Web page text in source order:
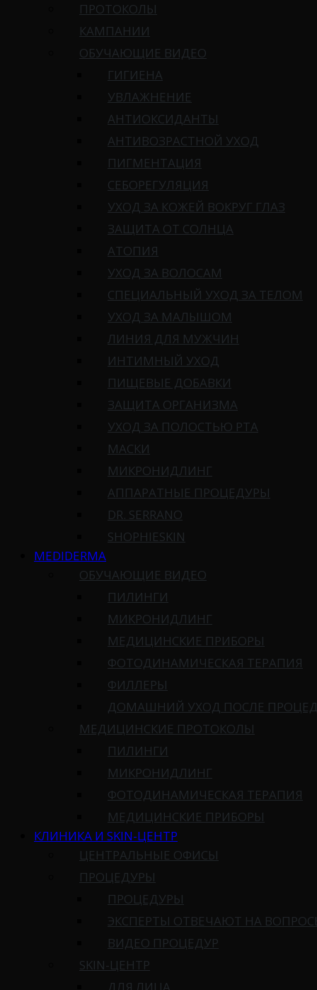
ПРОТОКОЛЫ
КАМПАНИИ
ОБУЧАЮЩИЕ ВИДЕО
ГИГИЕНА
УВЛАЖНЕНИЕ
АНТИОКСИДАНТЫ
АНТИВОЗРАСТНОЙ УХОД
ПИГМЕНТАЦИЯ
СЕБОРЕГУЛЯЦИЯ
УХОД ЗА КОЖЕЙ ВОКРУГ ГЛАЗ
ЗАЩИТА ОТ СОЛНЦА
АТОПИЯ
УХОД ЗА ВОЛОСАМ
СПЕЦИАЛЬНЫЙ УХОД ЗА ТЕЛОМ
УХОД ЗА МАЛЫШОМ
ЛИНИЯ ДЛЯ МУЖЧИН
ИНТИМНЫЙ УХОД
ПИЩЕВЫЕ ДОБАВКИ
ЗАЩИТА ОРГАНИЗМА
УХОД ЗА ПОЛОСТЬЮ РТА
МАСКИ
МИКРОНИДЛИНГ
АППАРАТНЫЕ ПРОЦЕДУРЫ
DR. SERRANO
SHOPHIESKIN
MEDIDERMA
ОБУЧАЮЩИЕ ВИДЕО
ПИЛИНГИ
МИКРОНИДЛИНГ
МЕДИЦИНСКИЕ ПРИБОРЫ
ФОТОДИНАМИЧЕСКАЯ ТЕРАПИЯ
ФИЛЛЕРЫ
ДОМАШНИЙ УХОД ПОСЛЕ
МЕДИЦИНСКИЕ ПРОТОКОЛЫ
ПИЛИНГИ
МИКРОНИДЛИНГ
ФОТОДИНАМИЧЕСКАЯ ТЕРАПИЯ
МЕДИЦИНСКИЕ ПРИБОРЫ
КЛИНИКА И SKIN-ЦЕНТР
ЦЕНТРАЛЬНЫЕ ОФИСЫ
ПРОЦЕДУРЫ
ПРОЦЕДУРЫ
ЭКСПЕРТЫ ОТВЕЧАЮТ НА
ВИДЕО ПРОЦЕДУР
SKIN-ЦЕНТР